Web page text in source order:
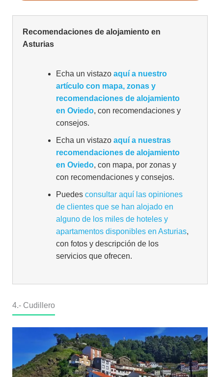
Recomendaciones de alojamiento en
Asturias
Echa un vistazo aquí a nuestro
artículo con mapa, zonas y
recomendaciones de alojamiento
en Oviedo, con recomendaciones y
consejos.
Echa un vistazo aquí a nuestras
recomendaciones de alojamiento
en Oviedo, con mapa, por zonas y
con recomendaciones y consejos.
Puedes consultar aquí las opiniones
de clientes que se han alojado en
alguno de los miles de hoteles y
apartamentos disponibles en Asturias,
con fotos y descripción de los
servicios que ofrecen.
4.- Cudillero